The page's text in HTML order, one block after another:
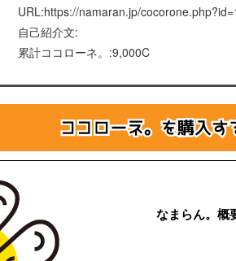
URL:https://namaran.jp/
自己紹介文:
累計ココローネ。:9,000C
なまらん。概